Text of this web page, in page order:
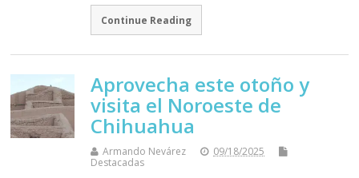
Continue Reading
Aprovecha este otoño y
visita el Noroeste de
Chihuahua
Armando Nevárez
09/18/2025
Destacadas